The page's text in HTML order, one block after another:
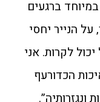
ברגעים
הנייר יחסי
לקרות. אני
הכדורעף